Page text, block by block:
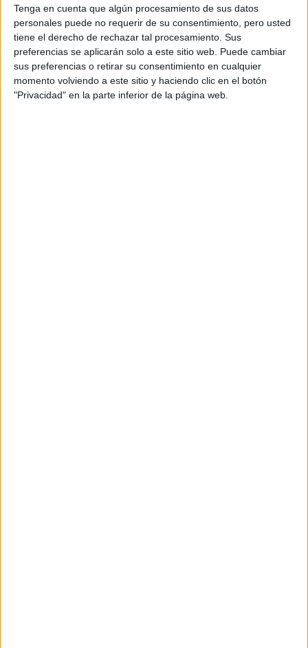
Tenga en cuenta que algún procesamiento de sus datos
personales puede no requerir de su consentimiento, pero usted
tiene el derecho de rechazar tal procesamiento. Sus
preferencias se aplicarán solo a este sitio web. Puede cambiar
sus preferencias o retirar su consentimiento en cualquier
momento volviendo a este sitio y haciendo clic en el botón
"Privacidad" en la parte inferior de la página web.
Producto
Producto
Web pensada para poder ofrecer diferentes
productos propios y ajenos para que los
aficionados los puedan adquirir